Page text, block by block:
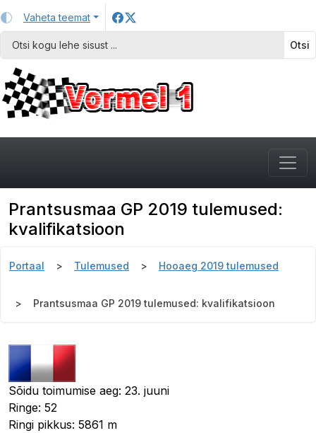
Vaheta teemat
Otsi
Prantsusmaa GP 2019 tulemused:
kvalifikatsioon
Portaal Tulemused Hooaeg 2019 tulemused
Prantsusmaa GP 2019 tulemused: kvalifikatsioon
Sõidu toimumise aeg: 23. juuni
Ringe: 52
Ringi pikkus: 5861 m